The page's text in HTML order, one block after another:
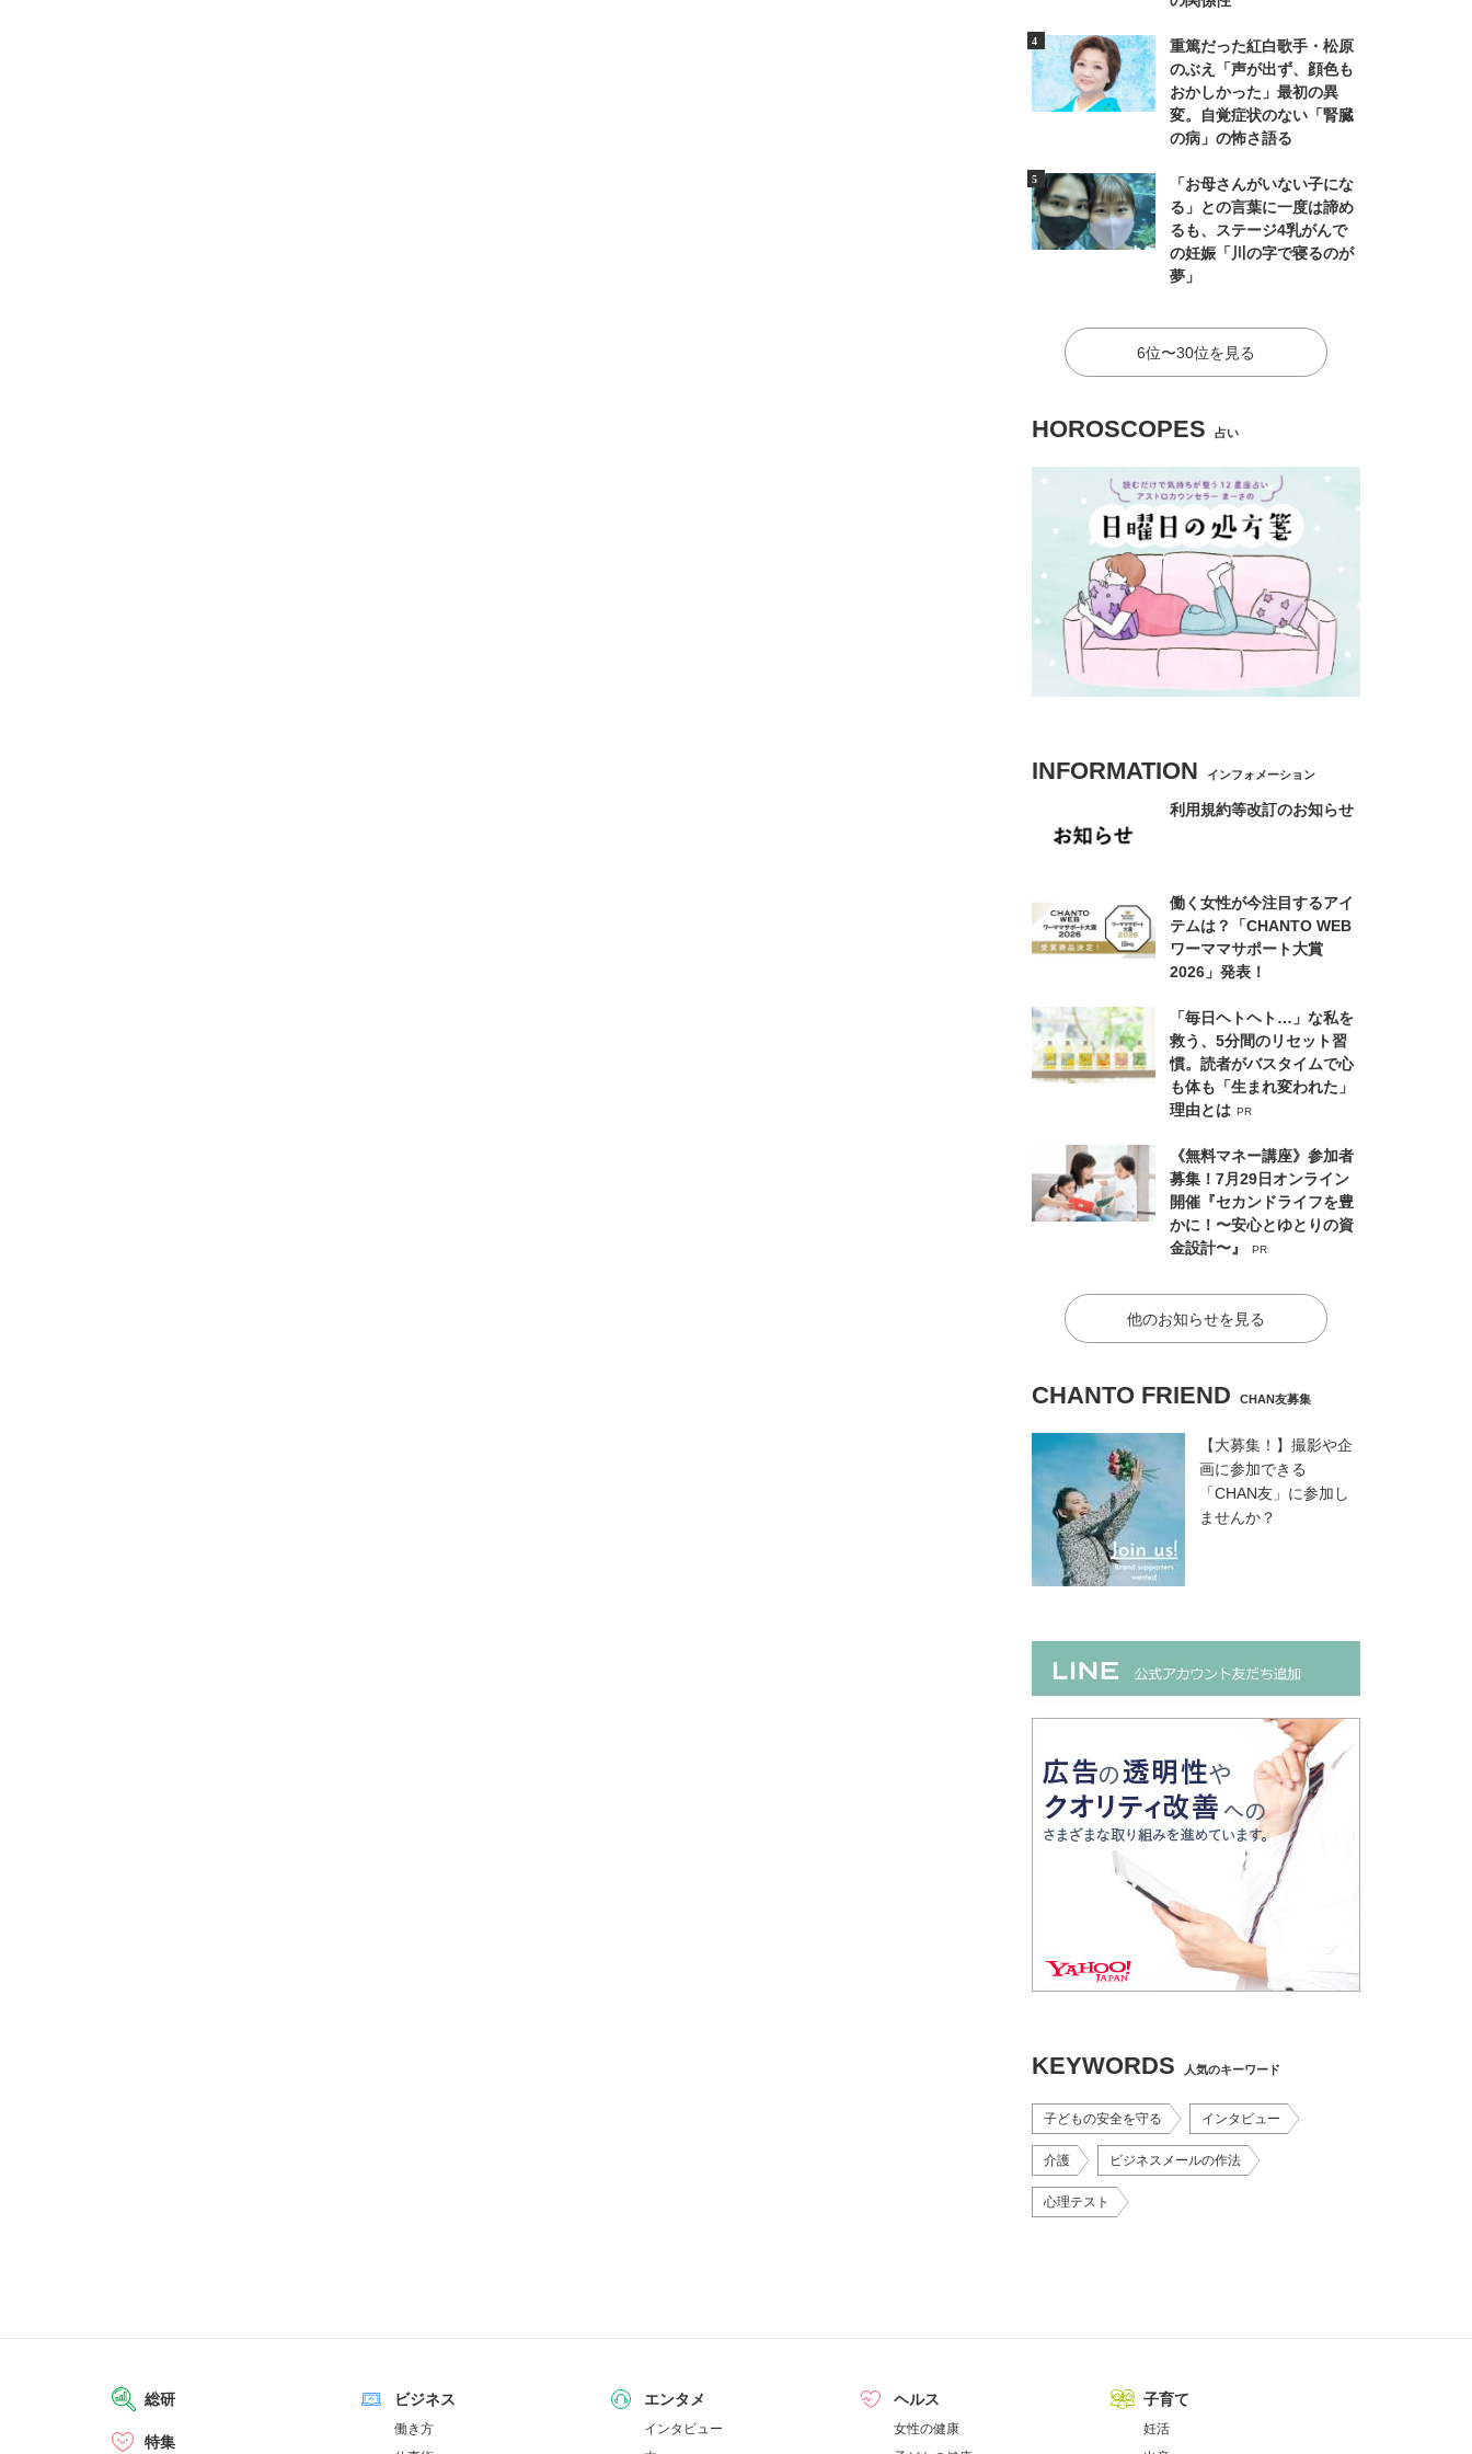
重篤だった紅白歌手・松原
のぶえ「声が出ず、顔色も
おかしかった」最初の異
変。自覚症状のない「腎臓
の病」の怖さ語る
「お母さんがいない子にな
る」との言葉に一度は諦め
るも、ステージ4乳がんで
の妊娠「川の字で寝るのが
夢」
6位〜30位を見る
HOROSCOPES 占い
INFORMATION インフォメーション
利用規約等改訂のお知らせ
働く女性が今注目するアイ
テムは？「CHANTO WEB
ワーママサポート大賞
2026」発表！
「毎日ヘトヘト…」な私を
救う、5分間のリセット習
慣。読者がバスタイムで心
も体も「生まれ変われた」
理由とは PR
《無料マネー講座》参加者
募集！7月29日オンライン
開催『セカンドライフを豊
かに！〜安心とゆとりの資
金設計〜』
PR
他のお知らせを見る
CHANTO FRIEND CHAN友募集
【大募集！】撮影や企
画に参加できる
「CHAN友」に参加し
ませんか？
KEYWORDS 人気のキーワード
子どもの安全を守る インタビュー
介護 ビジネスメールの作法
心理テスト
総研
特集
ビジネス
働き方
エンタメ
インタビュー
ヘルス
女性の健康
子育て
妊活